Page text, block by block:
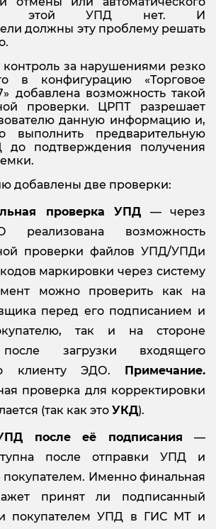
этой УПД нет. И
должны эту проблему решать
контроль за нарушениями резко
в конфигурацию «Торговое
добавлена возможность такой
проверки. ЦРПТ разрешает
данную информацию и,
выполнить предварительную
до подтверждения получения
добавлены две проверки:
проверка УПД — через
реализована возможность
проверки файлов УПД/УПДи
маркировки через систему
можно проверить как на
перед его подписанием и
так и на стороне
после загрузки входящего
клиенту ЭДО.
Примечание.
проверка для корректировки
(так как это УКД).
после её подписания —
после отправки УПД и
покупателем. Именно финальная
принят ли подписанный
покупателем УПД в ГИС МТ и